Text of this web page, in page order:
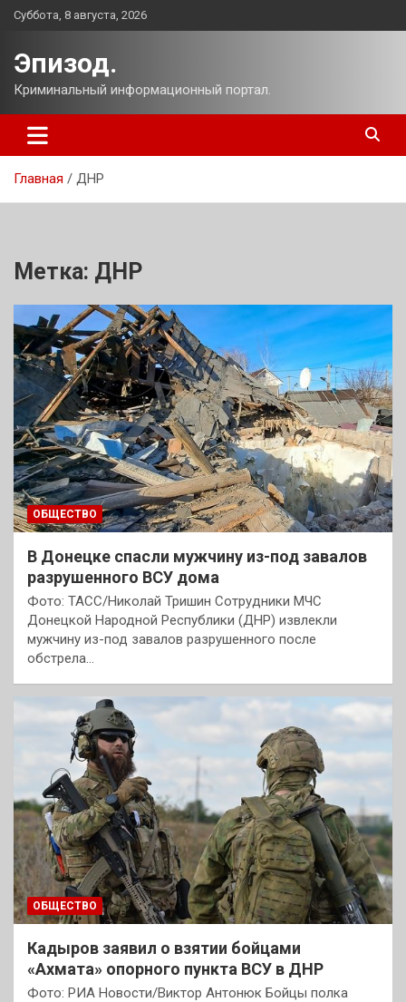
Перейти
Суббота, 8 августа, 2026
Эпизод.
Криминальный информационный портал.
Главная ДНР
Метка: ДНР
ОБЩЕСТВО
В Донецке спасли мужчину из-под завалов
разрушенного ВСУ дома
Фото: ТАСС/Николай Тришин Сотрудники МЧС
Донецкой Народной Республики (ДНР) извлекли
мужчину из-под завалов разрушенного после
обстрела…
ОБЩЕСТВО
Кадыров заявил о взятии бойцами
«Ахмата» опорного пункта ВСУ в ДНР
Фото: РИА Новости/Виктор Антонюк Бойцы полка